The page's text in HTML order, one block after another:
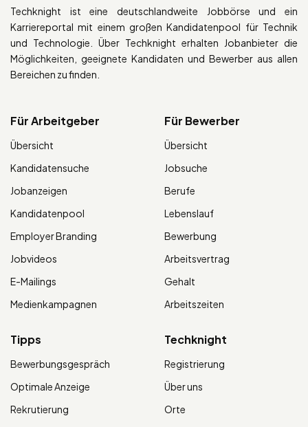
Techknight ist eine deutschlandweite Jobbörse und ein
Karriereportal mit einem großen Kandidatenpool für Technik
und Technologie. Über Techknight erhalten Jobanbieter die
Möglichkeiten, geeignete Kandidaten und Bewerber aus allen
Bereichen zu finden.
Für Arbeitgeber
Übersicht
Kandidatensuche
Jobanzeigen
Kandidatenpool
Employer Branding
Jobvideos
E-Mailings
Medienkampagnen
Für Bewerber
Übersicht
Jobsuche
Berufe
Lebenslauf
Bewerbung
Arbeitsvertrag
Gehalt
Arbeitszeiten
Tipps
Bewerbungsgespräch
Optimale Anzeige
Rekrutierung
Techknight
Registrierung
Über uns
Orte